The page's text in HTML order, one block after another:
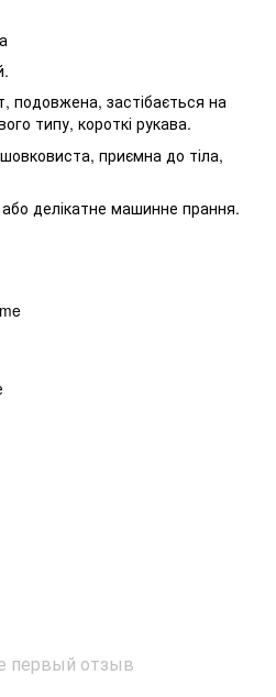
подовжена, застібається на
типу, короткі рукава.
приємна до тіла,
делікатне машинне прання.
первый отзыв